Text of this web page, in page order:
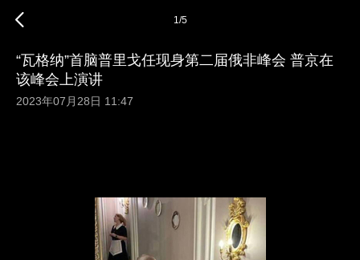
1/5
“瓦格纳”首脑普里戈任现身第二届俄非峰会 普京在
该峰会上演讲
2023年07月28日 11:47